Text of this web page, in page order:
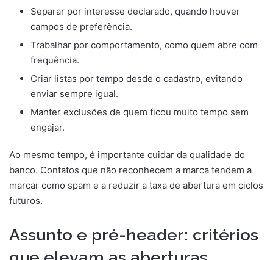
Separar por interesse declarado, quando houver
campos de preferência.
Trabalhar por comportamento, como quem abre com
frequência.
Criar listas por tempo desde o cadastro, evitando
enviar sempre igual.
Manter exclusões de quem ficou muito tempo sem
engajar.
Ao mesmo tempo, é importante cuidar da qualidade do
banco. Contatos que não reconhecem a marca tendem a
marcar como spam e a reduzir a taxa de abertura em ciclos
futuros.
Assunto e pré-header: critérios